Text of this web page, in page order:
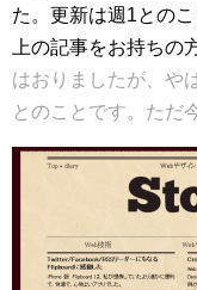
た。更新は週1との
上の記事をお持ちの
はおりましたが、や
とのことです。ただ